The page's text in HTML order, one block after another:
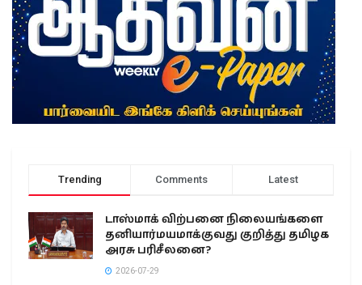
Trending Comments Latest
டாஸ்மாக் விற்பனை நிலையங்களை
தனியார்மயமாக்குவது குறித்து தமிழக
அரசு பரிசீலனை?
2026-07-29